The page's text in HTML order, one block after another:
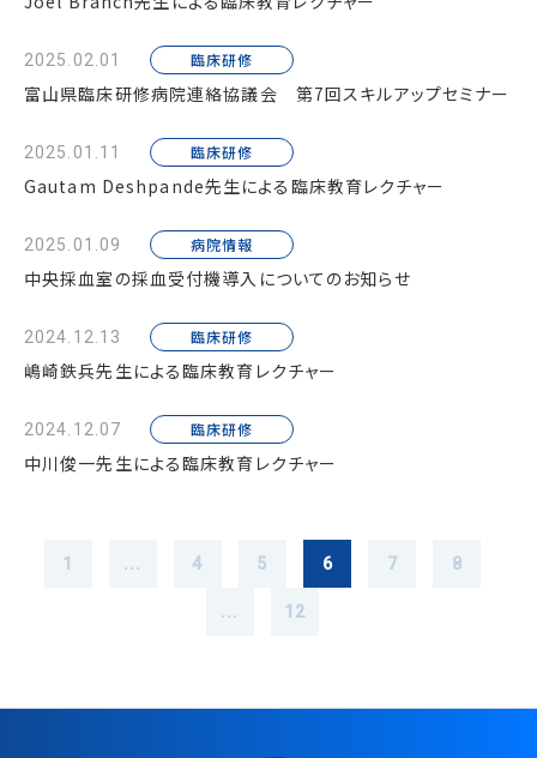
2025.02.01 臨床研修
富山県臨床研修病院連絡協議会 第7回スキルアップセミナー
2025.01.11 臨床研修
Gautam Deshpande先生による臨床教育レクチャー
2025.01.09 病院情報
中央採血室の採血受付機導入についてのお知らせ
2024.12.13 臨床研修
嶋崎鉄兵先生による臨床教育レクチャー
2024.12.07 臨床研修
中川俊一先生による臨床教育レクチャー
1 ... 4 5 6 7 8
... 12